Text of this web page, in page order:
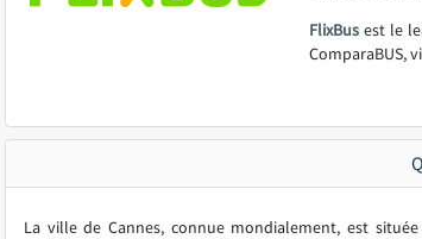
FlixBus est le
ComparaBUS,
La ville de Cannes, connue mondialement, est